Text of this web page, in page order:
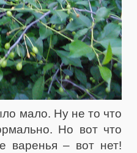
мало. Ну не то что
Но вот что
варенья – вот нет!